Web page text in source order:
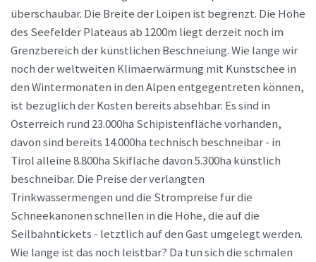
überschaubar. Die Breite der Loipen ist begrenzt. Die Höhe
des Seefelder Plateaus ab 1200m liegt derzeit noch im
Grenzbereich der künstlichen Beschneiung. Wie lange wir
noch der weltweiten Klimaerwärmung mit Kunstschee in
den Wintermonaten in den Alpen entgegentreten können,
ist bezüglich der Kosten bereits absehbar: Es sind in
Österreich rund 23.000ha Schipistenfläche vorhanden,
davon sind bereits 14.000ha technisch beschneibar - in
Tirol alleine 8.800ha Skifläche davon 5.300ha künstlich
beschneibar. Die Preise der verlangten
Trinkwassermengen und die Strompreise für die
Schneekanonen schnellen in die Höhe, die auf die
Seilbahntickets - letztlich auf den Gast umgelegt werden.
Wie lange ist das noch leistbar? Da tun sich die schmalen